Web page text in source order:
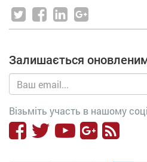
Залишається
Візьміть участь в нашому